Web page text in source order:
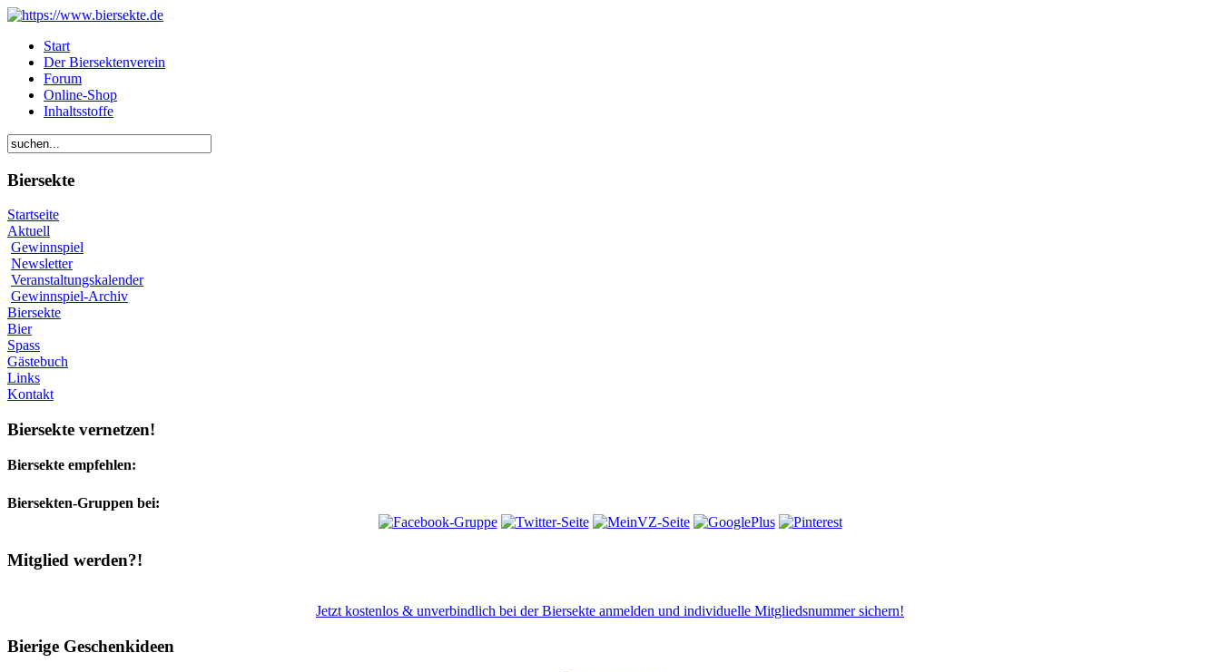
Start
Der Biersektenverein
Forum
Online-Shop
Inhaltsstoffe
Biersekte
Startseite
Aktuell
Gewinnspiel
Newsletter
Veranstaltungskalender
Gewinnspiel-Archiv
Biersekte
Bier
Spass
Gästebuch
Links
Kontakt
Biersekte vernetzen!
Biersekte empfehlen:
Biersekten-Gruppen bei:
Mitglied werden?!
Jetzt kostenlos & unverbindlich bei der Biersekte anmelden und individuelle Mitgliedsnummer sichern!
Bierige Geschenkideen